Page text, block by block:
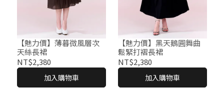
【魅力價】薄暮微風層次
天絲長裙
NT$2,380
加入購物車
【魅力價】黑天鵝圓舞曲
鬆緊打褶長裙
NT$2,380
加入購物車